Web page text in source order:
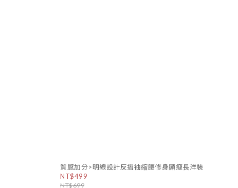
質感加分>明線設計反摺袖縮腰修身顯瘦長洋裝
NT$499
NT$699